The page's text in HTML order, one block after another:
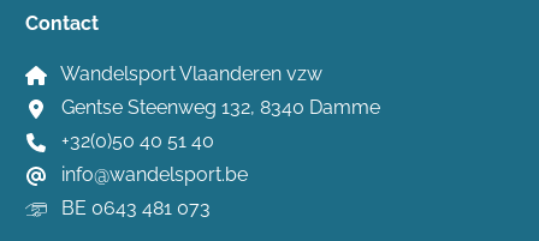
Contact
Wandelsport Vlaanderen vzw
Gentse Steenweg 132, 8340 Damme
+32(0)50 40 51 40
info@wandelsport.be
BE 0643 481 073